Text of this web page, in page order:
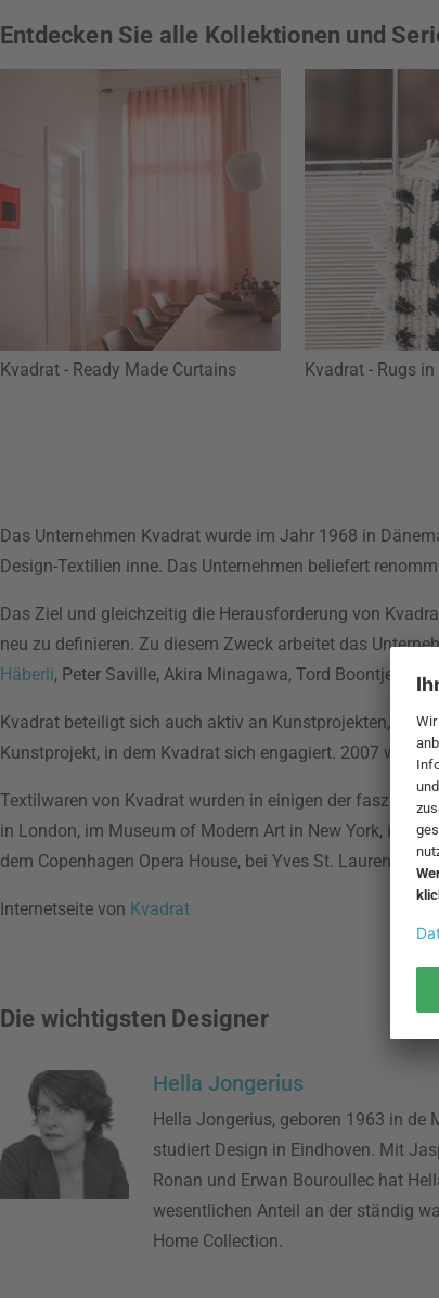
Entdecken Sie alle Kollektionen und
Kvadrat - Ready Made Curtains Kvadrat - Rugs
Das Unternehmen Kvadrat wurde im Jahr 1968 in
Design-Textilien inne. Das Unternehmen beliefert
Das Ziel und gleichzeitig die Herausforderung von
neu zu definieren. Zu diesem Zweck arbeitet das
Häberli, Peter Saville, Akira Minagawa, Tord Boontje,
Kvadrat beteiligt sich auch aktiv an Kunstprojekten, um
Kunstprojekt, in dem Kvadrat sich engagiert. 2007
Textilwaren von Kvadrat wurden in einigen der
in London, im Museum of Modern Art in New York, in
dem Copenhagen Opera House, bei Yves St. Laurent in
Internetseite von Kvadrat
Die wichtigsten Designer
Hella Jongerius
Hella Jongerius, geboren 1963 in de
studiert Design in Eindhoven. Mit
Ronan und Erwan Bouroullec hat
wesentlichen Anteil an der ständig
Home Collection.